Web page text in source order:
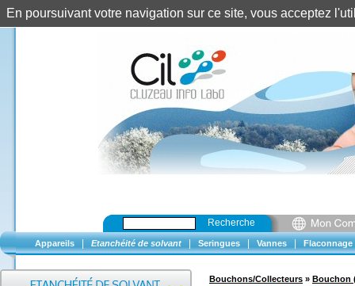
Recherche
Appareils Etanchéité de solvant Seringues Vannes Flaconnage
Bouchons/Collecteurs » Bouchon
En poursuivant votre navigation sur ce site, vous acceptez